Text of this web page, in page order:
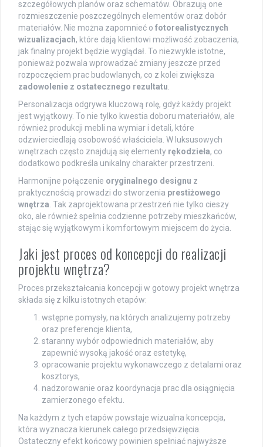
szczegółowych planów oraz schematów. Obrazują one
rozmieszczenie poszczególnych elementów oraz dobór
materiałów. Nie można zapomnieć o fotorealistycznych
wizualizacjach, które dają klientowi możliwość zobaczenia,
jak finalny projekt będzie wyglądał. To niezwykle istotne,
ponieważ pozwala wprowadzać zmiany jeszcze przed
rozpoczęciem prac budowlanych, co z kolei zwiększa
zadowolenie z ostatecznego rezultatu.
Personalizacja odgrywa kluczową rolę, gdyż każdy projekt
jest wyjątkowy. To nie tylko kwestia doboru materiałów, ale
również produkcji mebli na wymiar i detali, które
odzwierciedlają osobowość właściciela. W luksusowych
wnętrzach często znajdują się elementy rękodzieła, co
dodatkowo podkreśla unikalny charakter przestrzeni.
Harmonijne połączenie oryginalnego designu z
praktycznością prowadzi do stworzenia prestiżowego
wnętrza. Tak zaprojektowana przestrzeń nie tylko cieszy
oko, ale również spełnia codzienne potrzeby mieszkańców,
stając się wyjątkowym i komfortowym miejscem do życia.
Jaki jest proces od koncepcji do realizacji
projektu wnętrza?
Proces przekształcania koncepcji w gotowy projekt wnętrza
składa się z kilku istotnych etapów:
wstępne pomysły, na których analizujemy potrzeby
oraz preferencje klienta,
staranny wybór odpowiednich materiałów, aby
zapewnić wysoką jakość oraz estetykę,
opracowanie projektu wykonawczego z detalami oraz
kosztorys,
nadzorowanie oraz koordynacja prac dla osiągnięcia
zamierzonego efektu.
Na każdym z tych etapów powstaje wizualna koncepcja,
która wyznacza kierunek całego przedsięwzięcia.
Ostateczny efekt końcowy powinien spełniać najwyższe